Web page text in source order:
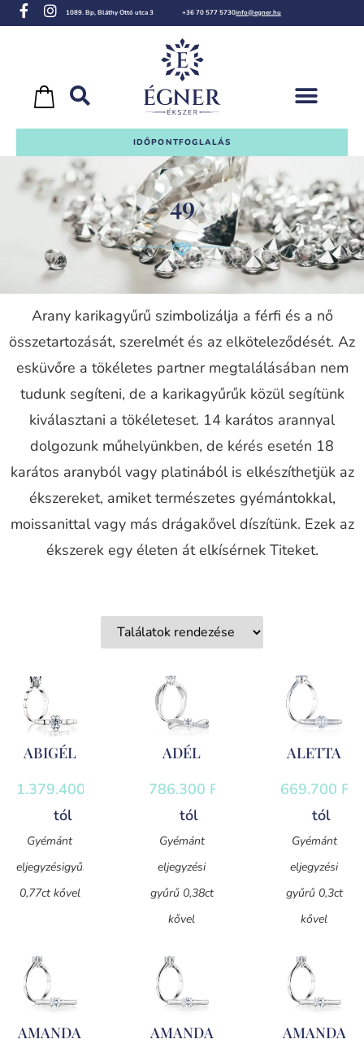
1089. Bp, Bláthy Ottó utca 3 +36 70 577 5730info@egner.hu
IDŐPONTFOGLALÁS
49
Arany karikagyűrű szimbolizálja a férfi és a nő
összetartozását, szerelmét és az elköteleződését. Az
esküvőre a tökéletes partner megtalálásában nem
tudunk segíteni, de a karikagyűrűk közül segítünk
kiválasztani a tökéleteset. 14 karátos arannyal
dolgozunk műhelyünkben, de kérés esetén 18
karátos aranyból vagy platinából is elkészíthetjük az
ékszereket, amiket természetes gyémántokkal,
moissanittal vagy más drágakővel díszítünk. Ezek az
ékszerek egy életen át elkísérnek Titeket.
ABIGÉL
1.379.400
tól
Gyémánt
eljegyzésigyűrű
0,77ct kővel
ADÉL
786.300 Ft
tól
Gyémánt
eljegyzési
gyűrű 0,38ct
kővel
ALETTA
669.700 Ft
tól
Gyémánt
eljegyzési
gyűrű 0,3ct
kővel
AMANDA
AMANDA
AMANDA